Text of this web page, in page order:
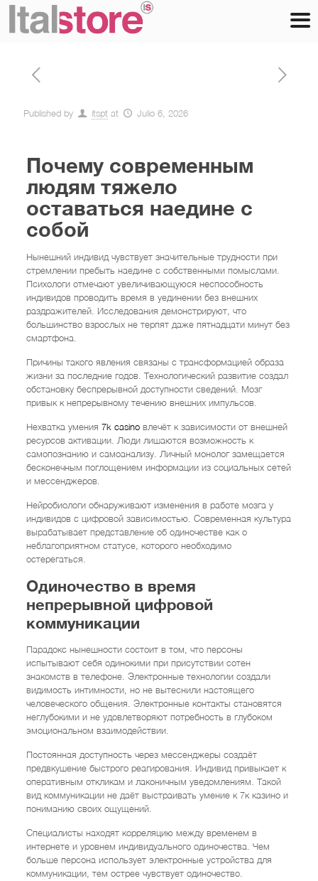
Published by itspt at Julio 6, 2026
Почему современным
людям тяжело
оставаться наедине с
собой
Нынешний индивид чувствует значительные трудности при
стремлении пребыть наедине с собственными помыслами.
Психологи отмечают увеличивающуюся неспособность
индивидов проводить время в уединении без внешних
раздражителей. Исследования демонстрируют, что
большинство взрослых не терпят даже пятнадцати минут без
смартфона.
Причины такого явления связаны с трансформацией образа
жизни за последние годов. Технологический развитие создал
обстановку беспрерывной доступности сведений. Мозг
привык к непрерывному течению внешних импульсов.
Нехватка умения 7k casinoвлечёт к зависимости от внешней
ресурсов активации. Люди лишаются возможность к
самопознанию и самоанализу. Личный монолог замещается
бесконечным поглощением информации из социальных сетей
и мессенджеров.
Нейробиологи обнаруживают изменения в работе мозга у
индивидов с цифровой зависимостью. Современная культура
вырабатывает представление об одиночестве как о
неблагоприятном статусе, которого необходимо
остерегаться.
Одиночество в время
непрерывной цифровой
коммуникации
Парадокс нынешности состоит в том, что персоны
испытывают себя одинокими при присутствии сотен
знакомств в телефоне. Электронные технологии создали
видимость интимности, но не вытеснили настоящего
человеческого общения. Электронные контакты становятся
неглубокими и не удовлетворяют потребность в глубоком
эмоциональном взаимодействии.
Постоянная доступность через мессенджеры создаёт
предвкушение быстрого реагирования. Индивид привыкает к
оперативным откликам и лаконичным уведомлениям. Такой
вид коммуникации не даёт выстраивать умение к 7к казино и
пониманию своих ощущений.
Специалисты находят корреляцию между временем в
интернете и уровнем индивидуального одиночества. Чем
больше персона использует электронные устройства для
коммуникации, тем острее чувствует одиночество.